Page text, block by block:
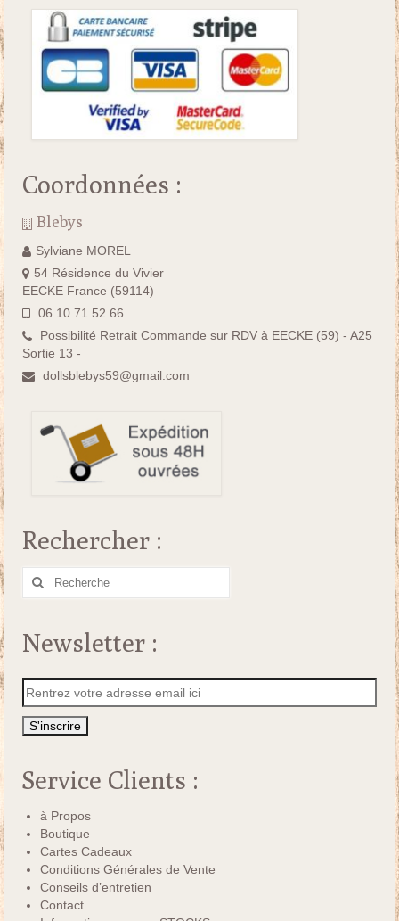
Coordonnées :
Blebys
Sylviane MOREL
54 Résidence du Vivier
EECKE France (59114)
06.10.71.52.66
Possibilité Retrait Commande sur RDV à EECKE (59) - A25
Sortie 13 -
dollsblebys59@gmail.com
Rechercher :
Rechercher
Newsletter :
Service Clients :
à Propos
Boutique
Cartes Cadeaux
Conditions Générales de Vente
Conseils d’entretien
Contact